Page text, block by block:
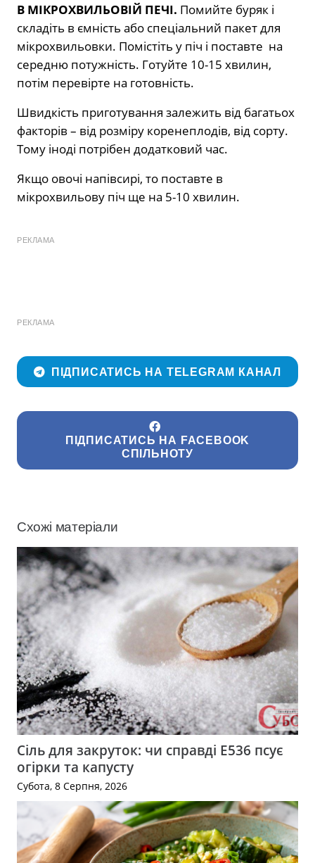
В МІКРОХВИЛЬОВІЙ ПЕЧІ. Помийте буряк і
складіть в ємність або спеціальний пакет для
мікрохвильовки. Помістіть у піч і поставте на
середню потужність. Готуйте 10-15 хвилин,
потім перевірте на готовність.
Швидкість приготування залежить від багатьох
факторів – від розміру коренеплодів, від сорту.
Тому іноді потрібен додатковий час.
Якщо овочі напівсирі, то поставте в
мікрохвильову піч ще на 5-10 хвилин.
РЕКЛАМА
РЕКЛАМА
ПІДПИСАТИСЬ НА TELEGRAM КАНАЛ
ПІДПИСАТИСЬ НА FACEBOOK
СПІЛЬНОТУ
Схожі матеріали
Сіль для закруток: чи справді Е536 псує
огірки та капусту
Субота, 8 Серпня, 2026